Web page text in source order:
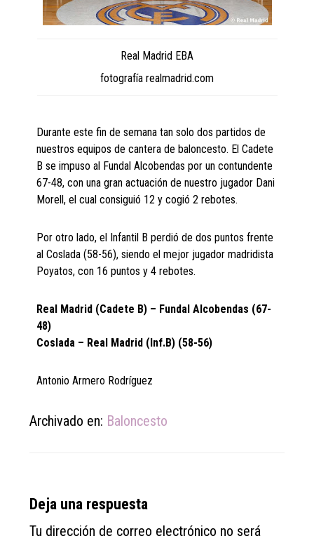
Real Madrid EBA
fotografía realmadrid.com
Durante este fin de semana tan solo dos partidos de
nuestros equipos de cantera de baloncesto. El Cadete
B se impuso al Fundal Alcobendas por un contundente
67-48, con una gran actuación de nuestro jugador Dani
Morell, el cual consiguió 12 y cogió 2 rebotes.
Por otro lado, el Infantil B perdió de dos puntos frente
al Coslada (58-56), siendo el mejor jugador madridista
Poyatos, con 16 puntos y 4 rebotes.
Real Madrid (Cadete B) – Fundal Alcobendas (67-
48)
Coslada – Real Madrid (Inf.B) (58-56)
Antonio Armero Rodríguez
Archivado en: Baloncesto
Reader
Interactions
Deja una respuesta
Tu dirección de correo electrónico no será